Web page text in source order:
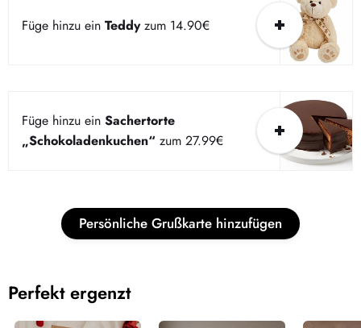
Füge hinzu ein Teddy zum 14.90€
Füge hinzu ein Sachertorte
„Schokoladenkuchen“ zum 27.99€
Bereich über die Seitenleiste Inhalte hinzu.
Persönliche Grußkarte hinzufügen
Perfekt ergenzt